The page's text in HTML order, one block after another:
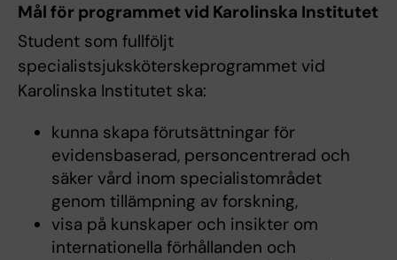
Mål för programmet vid Karolinska Institutet
Student som fullföljt
specialistsjuksköterskeprogrammet vid
Karolinska Institutet ska:
kunna skapa förutsättningar för
evidensbaserad, personcentrerad och
säker vård inom specialistområdet
genom tillämpning av forskning,
visa på kunskaper och insikter om
internationella förhållanden och